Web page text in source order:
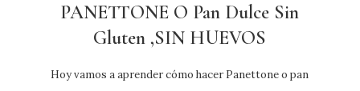
PANETTONE O Pan Dulce Sin
Gluten ,SIN HUEVOS
Hoy vamos a aprender cómo hacer Panettone o pan